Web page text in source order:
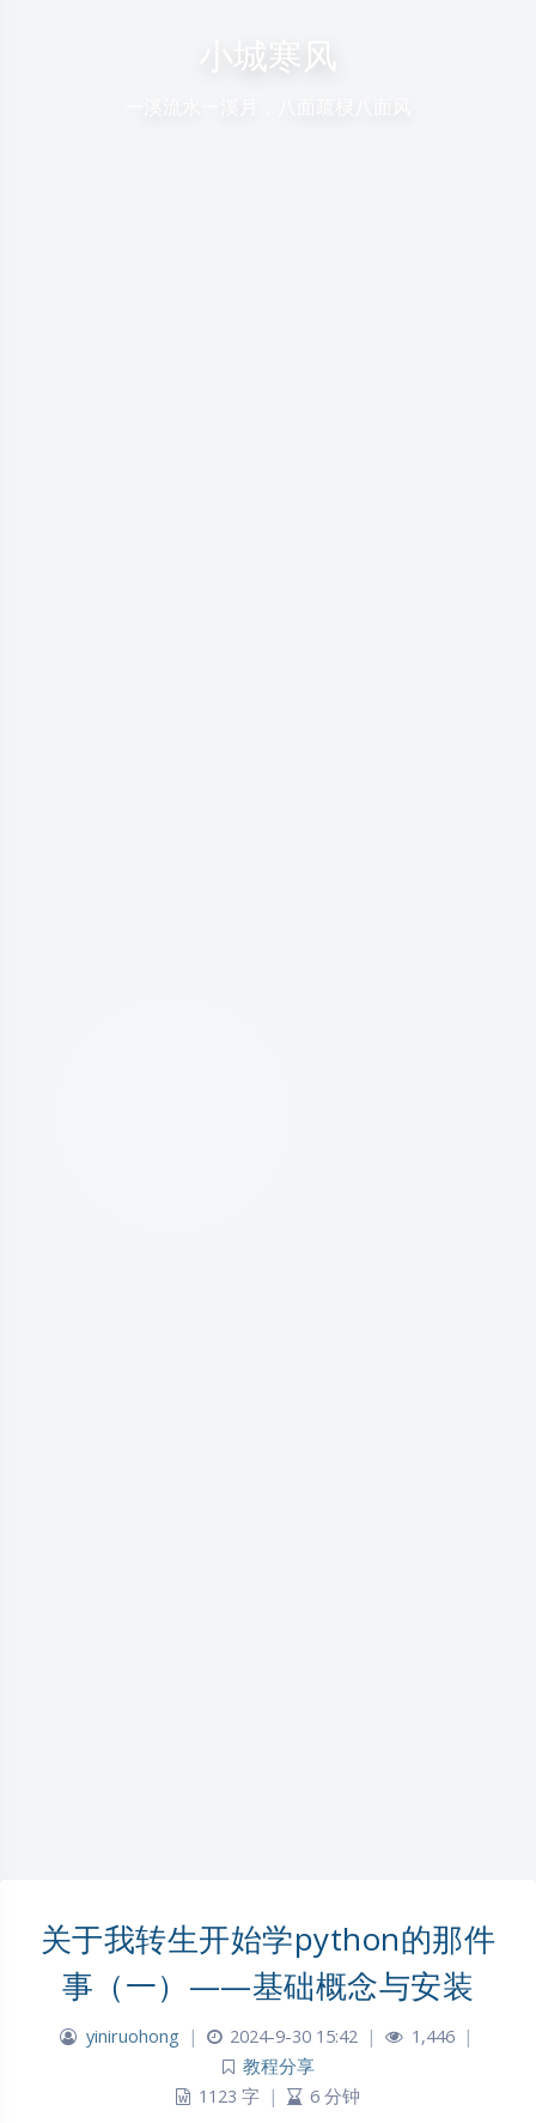
小城寒风
关于我转生开始学python的那件
事（一）——基础概念与安装
yiniruohong | 2024-9-30 15:42 | 1,446
|
教程分享
1123 字 | 6 分钟